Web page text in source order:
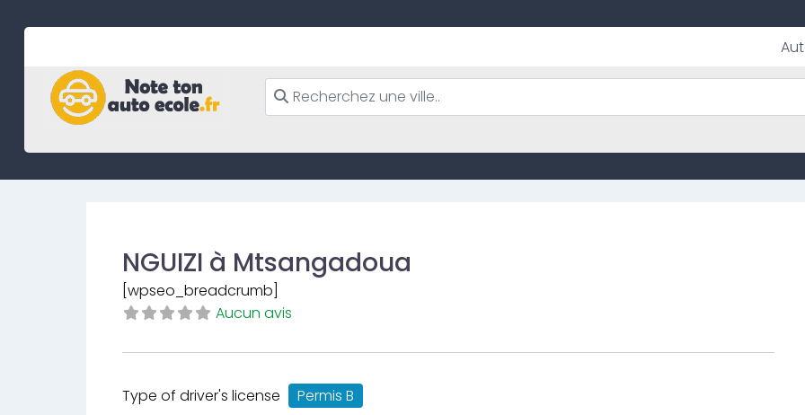
NGUIZI à Mtsangadoua
[wpseo_breadcrumb]
Aucun avis
Type of driver's license
Permis B